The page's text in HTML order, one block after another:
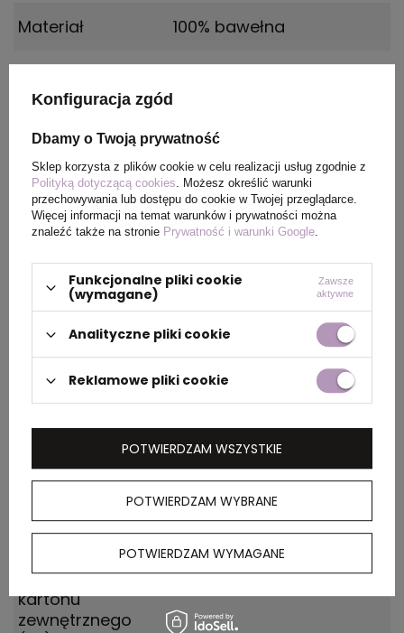
Materiał 100% bawełna
Wymiary
produktu
Rozmiar: 3XL
Kolor Liliowy
Wymiary
kartonu
0.570x0.320x0.380
Ilość szt. w
wewnętrznym
10
Waga
kartonu
zewnętrznego
21.000
Konfiguracja zgód
Dbamy o Twoją prywatność
Sklep korzysta z plików cookie w celu realizacji usług zgodnie z
Polityką dotyczącą cookies. Możesz określić warunki
przechowywania lub dostępu do cookie w Twojej przeglądarce.
Więcej informacji na temat warunków i prywatności można
znaleźć także na stronie Prywatność i warunki Google.
Funkcjonalne pliki cookie
(wymagane)
Zawsze
aktywne
Analityczne pliki cookie
Reklamowe pliki cookie
POTWIERDZAM WYBRANE
POTWIERDZAM WYMAGANE
POTWIERDZAM WSZYSTKIE